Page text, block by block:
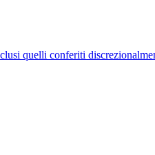
quelli conferiti